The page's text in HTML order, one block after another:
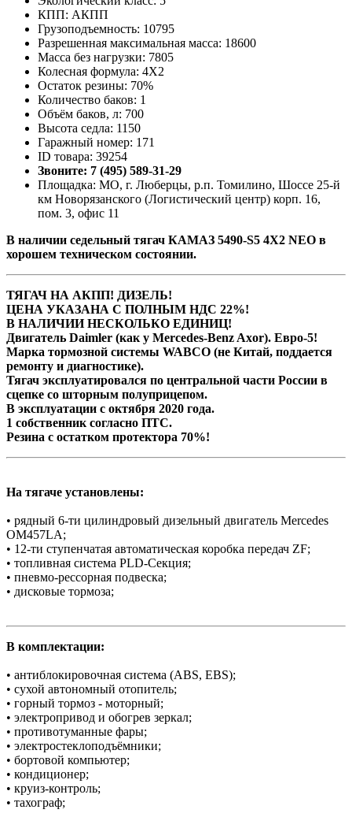
КПП: АКПП
Грузоподъемность: 10795
Разрешенная максимальная масса: 18600
Масса без нагрузки: 7805
Колесная формула: 4X2
Остаток резины: 70%
Количество баков: 1
Объём баков, л: 700
Высота седла: 1150
Гаражный номер: 171
ID товара: 39254
Звоните: 7 (495) 589-31-29
Площадка: МО, г. Люберцы, р.п. Томилино, Шоссе 25-й
км Новорязанского (Логистический центр) корп. 16,
пом. 3, офис 11
В наличии cедельный тягач КАМАЗ 5490-S5 4Х2 NEO в
хорошем техническом состоянии.
ТЯГАЧ НА АКПП! ДИЗЕЛЬ!
ЦЕНА УКАЗАНА С ПОЛНЫМ НДС 22%!
В НАЛИЧИИ НЕСКОЛЬКО ЕДИНИЦ!
Двигатель Daimler (как у Mercedes-Benz Axor). Евро-5!
Марка тормозной системы WABCO (не Китай, поддается
ремонту и диагностике).
Тягач эксплуатировался по центральной части России в
сцепке со шторным полуприцепом.
В эксплуатации с октября 2020 года.
1 собственник согласно ПТС.
Резина с остатком протектора 70%!
На тягаче установлены:
• рядный 6-ти цилиндровый дизельный двигатель Mercedes
OM457LA;
• 12-ти ступенчатая автоматическая коробка передач ZF;
• топливная система PLD-Секция;
• пневмо-рессорная подвеска;
• дисковые тормоза;
В комплектации:
• антиблокировочная система (АBS, ЕBS);
• сухой автономный отопитель;
• горный тормоз - моторный;
• электропривод и обогрев зеркал;
• противотуманные фары;
• электростеклоподъёмники;
• бортовой компьютер;
• кондиционер;
• круиз-контроль;
• тахограф;